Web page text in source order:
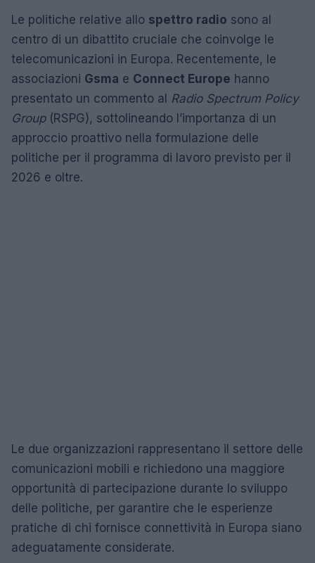
Le politiche relative allo spettro radio sono al
centro di un dibattito cruciale che coinvolge le
telecomunicazioni in Europa. Recentemente, le
associazioni Gsma e Connect Europe hanno
presentato un commento al Radio Spectrum Policy
Group(RSPG), sottolineando l’importanza di un
approccio proattivo nella formulazione delle
politiche per il programma di lavoro previsto per il
2026 e oltre.
Le due organizzazioni rappresentano il settore delle
comunicazioni mobili e richiedono una maggiore
opportunità di partecipazione durante lo sviluppo
delle politiche, per garantire che le esperienze
pratiche di chi fornisce connettività in Europa siano
adeguatamente considerate.